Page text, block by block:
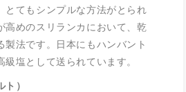
とてもシンプルな方法がとられ
高めのスリランカにおいて、乾
製法です。日本にもハンバント
塩として送られています。
）